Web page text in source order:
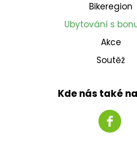
Bikeregion
Ubytování s
Akce
Soutěž
Kde nás také